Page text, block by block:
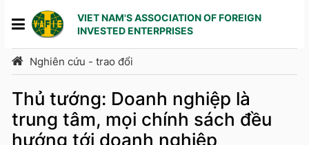
VIET NAM'S ASSOCIATION OF FOREIGN
INVESTED ENTERPRISES
Nghiên cứu - trao đổi
Thủ tướng: Doanh nghiệp là
trung tâm, mọi chính sách đều
hướng tới doanh nghiệp